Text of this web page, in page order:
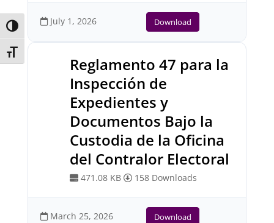
Toggle High Contrast
Toggle Font size
July 1, 2026 Download
Reglamento 47 para la
Inspección de
Expedientes y
Documentos Bajo la
Custodia de la Oficina
del Contralor Electoral
471.08 KB 158 Downloads
March 25, 2026 Download